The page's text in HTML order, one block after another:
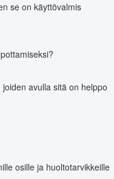
se on käyttövalmis
avulla sitä on helppo
osille ja huoltotarvikkeille